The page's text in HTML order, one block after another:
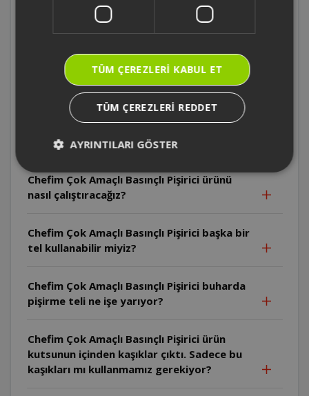
Chefim Çok Amaçlı Basınçlı Pişirici sıcak
tutma modu nedir?
Chefim Çok Amaçlı Basınçlı Pişirici elektrikli
olması sebebiyle daha mı yavaş pişirir?
Chefim Çok Amaçlı Basınçlı Pişirici ekstra
hazne istiyorum nereden alabilirim?
Chefim Çok Amaçlı Basınçlı Pişirici ürünü
nasıl çalıştıracağız?
Chefim Çok Amaçlı Basınçlı Pişirici başka bir
tel kullanabilir miyiz?
Chefim Çok Amaçlı Basınçlı Pişirici buharda
pişirme teli ne işe yarıyor?
Chefim Çok Amaçlı Basınçlı Pişirici ürün
kutsunun içinden kaşıklar çıktı. Sadece bu
kaşıkları mı kullanmamız gerekiyor?
TÜM ÇEREZLERI KABUL ET
TÜM ÇEREZLERI REDDET
AYRINTILARI GÖSTER